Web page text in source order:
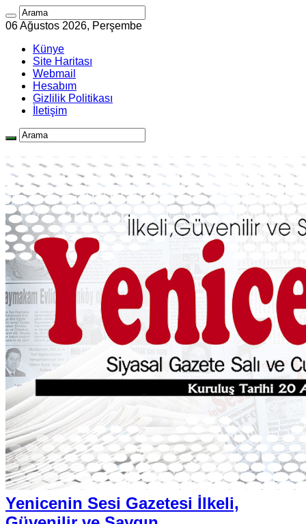
06 Ağustos 2026, Perşembe
Künye
Site Haritası
Webmail
Hesabım
Gizlilik Politikası
İletişim
Yenicenin Sesi Gazetesi İlkeli,